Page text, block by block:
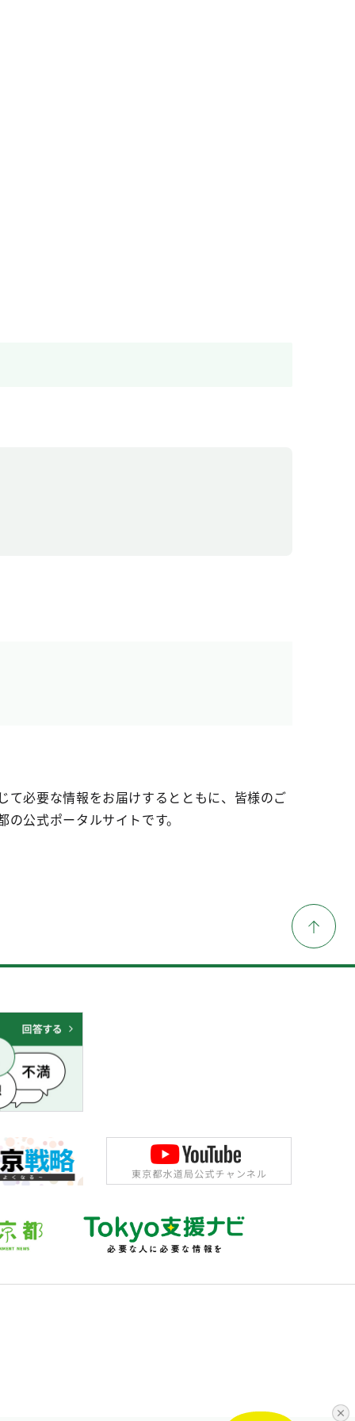
て必要な情報をお届けするとともに、皆様のご
公式ポータルサイトです。